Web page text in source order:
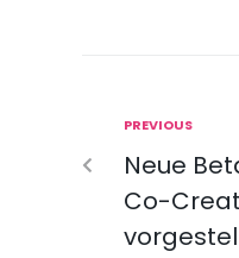
PREVIOUS
Neue
Co-